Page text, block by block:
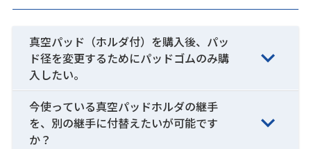
真空パッド（ホルダ付）を購入後、パッ
ド径を変更するためにパッドゴムのみ購
入したい。
今使っている真空パッドホルダの継手
を、別の継手に付替えたいが可能です
か？